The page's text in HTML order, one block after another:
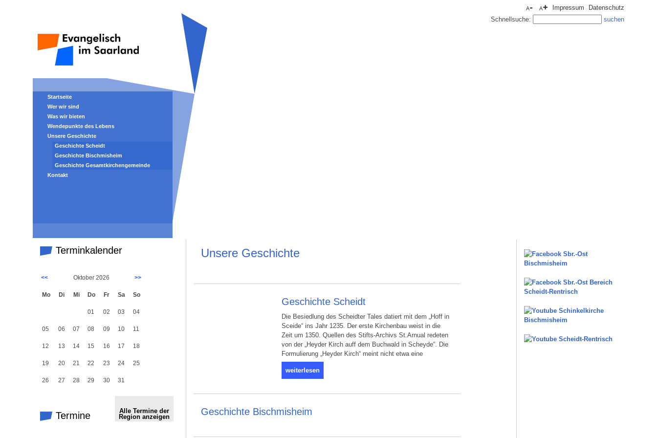
Impressum
Datenschutz
Schnellsuche:
Startseite
Wer wir sind
Was wir bieten
Wendepunkte des Lebens
Unsere Geschichte
Geschichte Scheidt
Geschichte Bischmisheim
Geschichte Gesamtkirchengemeinde
Kontakt
Terminkalender
<< Oktober 2026 >>
Mo Di Mi Do Fr Sa So
01 02 03 04
05 06 07 08 09 10 11
12 13 14 15 16 17 18
19 20 21 22 23 24 25
26 27 28 29 30 31
Termine
Alle Termine der
Region anzeigen
Unsere Geschichte
Geschichte Scheidt
Die Besiedlung des Scheidter Tales datiert mit dem „Hoff in
Sceide“ ins Jahr 1235. Der erste Kirchenbau weist in die
Zeit um 1350. Quellen des Stifts-Archivs St.Arnual redeten
von der „Heyder Kirch auff dem Buchwald in Scheyde“. Die
Formulierung „Heyder Kirch“ meint nicht etwa eine
weiterlesen
Geschichte Bischmisheim